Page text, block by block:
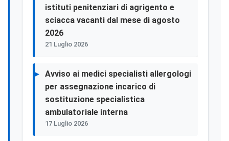
istituti penitenziari di agrigento e
sciacca vacanti dal mese di agosto
2026
21 Luglio 2026
Avviso ai medici specialisti allergologi
per assegnazione incarico di
sostituzione specialistica
ambulatoriale interna
17 Luglio 2026